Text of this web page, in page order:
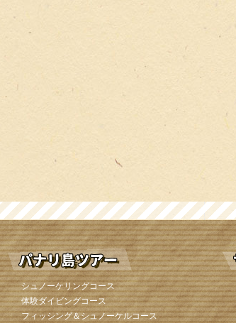
シュノーケリングコース
体験ダイビングコース
フィッシング＆シュノーケルコース